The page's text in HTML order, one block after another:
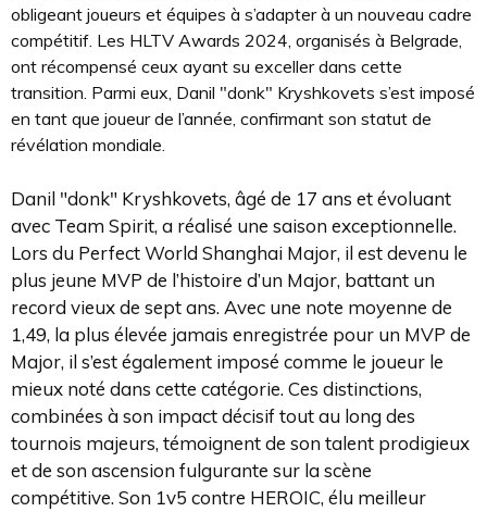
obligeant joueurs et équipes à s’adapter à un nouveau cadre
compétitif. Les HLTV Awards 2024, organisés à Belgrade,
ont récompensé ceux ayant su exceller dans cette
transition. Parmi eux, Danil "donk" Kryshkovets s’est imposé
en tant que joueur de l’année, confirmant son statut de
révélation mondiale.
Danil "donk" Kryshkovets, âgé de 17 ans et évoluant
avec Team Spirit, a réalisé une saison exceptionnelle.
Lors du Perfect World Shanghai Major, il est devenu le
plus jeune MVP de l’histoire d’un Major, battant un
record vieux de sept ans. Avec une note moyenne de
1,49, la plus élevée jamais enregistrée pour un MVP de
Major, il s’est également imposé comme le joueur le
mieux noté dans cette catégorie. Ces distinctions,
combinées à son impact décisif tout au long des
tournois majeurs, témoignent de son talent prodigieux
et de son ascension fulgurante sur la scène
compétitive. Son 1v5 contre HEROIC, élu meilleur